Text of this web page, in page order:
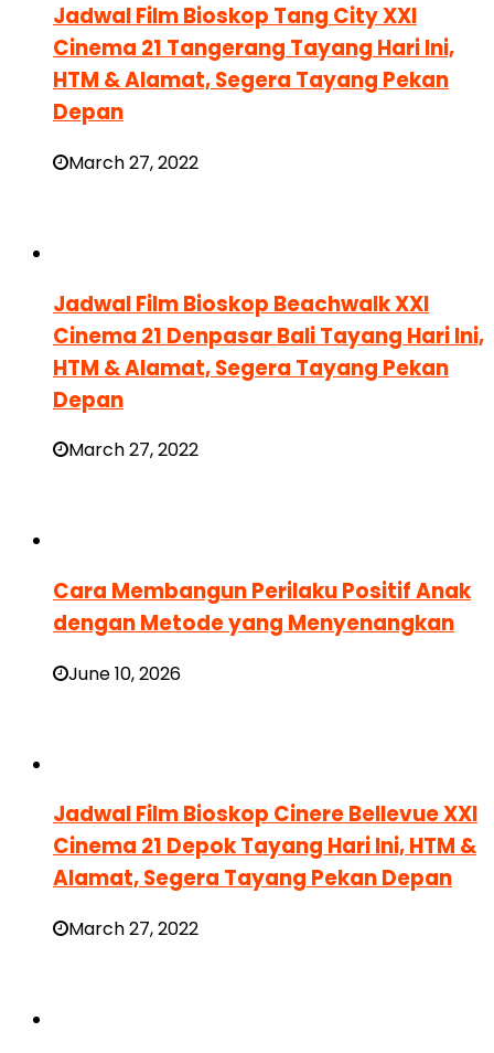
Jadwal Film Bioskop Tang City XXI
Cinema 21 Tangerang Tayang Hari Ini,
HTM & Alamat, Segera Tayang Pekan
Depan
March 27, 2022
Jadwal Film Bioskop Beachwalk XXI
Cinema 21 Denpasar Bali Tayang Hari Ini,
HTM & Alamat, Segera Tayang Pekan
Depan
March 27, 2022
Cara Membangun Perilaku Positif Anak
dengan Metode yang Menyenangkan
June 10, 2026
Jadwal Film Bioskop Cinere Bellevue XXI
Cinema 21 Depok Tayang Hari Ini, HTM &
Alamat, Segera Tayang Pekan Depan
March 27, 2022